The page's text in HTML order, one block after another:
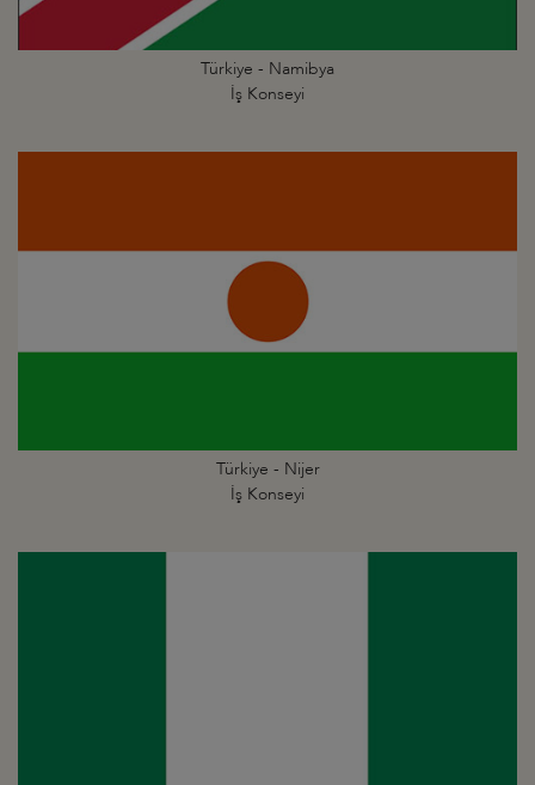
Türkiye - Namibya
İş Konseyi
Türkiye - Nijer
İş Konseyi